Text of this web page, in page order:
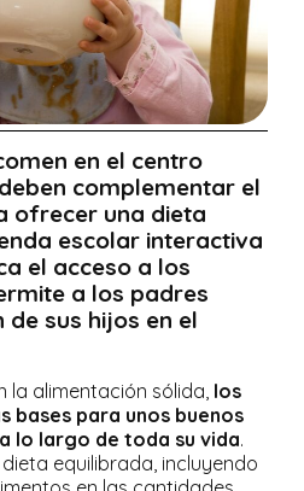
en el centro
complementar el
ofrecer una dieta
escolar interactiva
el acceso a los
a los padres
sus hijos en el
la alimentación sólida, los
bases para unos buenos
lo largo de toda su vida.
equilibrada, incluyendo